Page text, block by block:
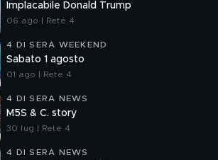
Implacabile Donald Trump
06 ago | Rete 4
4 DI SERA WEEKEND
Sabato 1 agosto
01 ago | Rete 4
4 DI SERA NEWS
M5S & C. story
30 lug | Rete 4
4 DI SERA NEWS